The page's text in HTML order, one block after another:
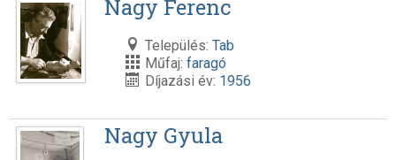
Nagy Ferenc
Település: Tab
Műfaj: faragó
Díjazási év: 1956
Nagy Gyula